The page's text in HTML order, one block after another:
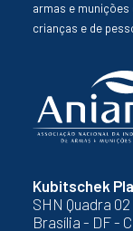
Kubitschek
SHN Quadra 02
Brasília - DF -
armas e
crianças e de